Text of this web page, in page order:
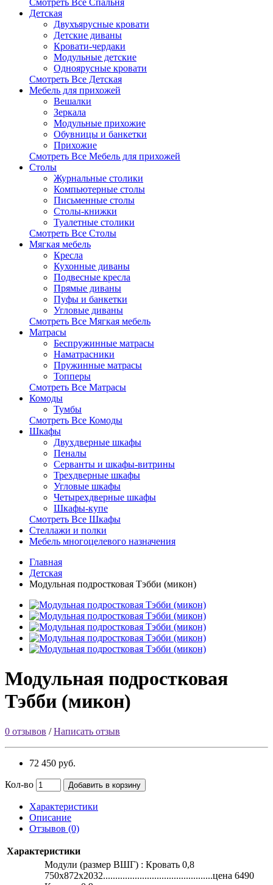
Смотреть Все Спальня
Детская
Двухъярусные кровати
Детские диваны
Кровати-чердаки
Модульные детские
Одноярусные кровати
Смотреть Все Детская
Мебель для прихожей
Вешалки
Зеркала
Модульные прихожие
Обувницы и банкетки
Прихожие
Смотреть Все Мебель для прихожей
Столы
Журнальные столики
Компьютерные столы
Письменные столы
Столы-книжки
Туалетные столики
Смотреть Все Столы
Мягкая мебель
Кресла
Кухонные диваны
Подвесные кресла
Прямые диваны
Пуфы и банкетки
Угловые диваны
Смотреть Все Мягкая мебель
Матрасы
Беспружинные матрасы
Наматрасники
Пружинные матрасы
Топперы
Смотреть Все Матрасы
Комоды
Тумбы
Смотреть Все Комоды
Шкафы
Двухдверные шкафы
Пеналы
Серванты и шкафы-витрины
Трехдверные шкафы
Угловые шкафы
Четырехдверные шкафы
Шкафы-купе
Смотреть Все Шкафы
Стеллажи и полки
Мебель многоцелевого назначения
Главная
Детская
Модульная подростковая Тэбби (микон)
Модульная подростковая
Тэбби (микон)
0 отзывов /Написать отзыв
72 450 руб.
Кол-во Добавить в корзину
Характеристики
Описание
Отзывов (0)
Характеристики
Модули (размер ВШГ) : Кровать 0,8
750х872х2032.............................................цена 6490